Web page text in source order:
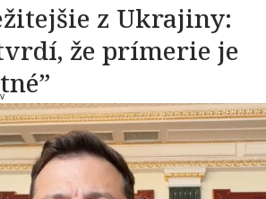
z Ukrajiny:
že prímerie je